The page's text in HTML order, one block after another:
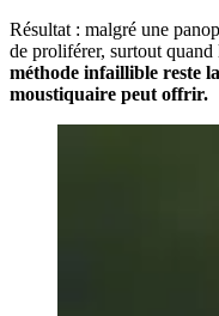
Résultat : malgré une
de proliférer, surtout quand
méthode infaillible reste
moustiquaire peut offrir.